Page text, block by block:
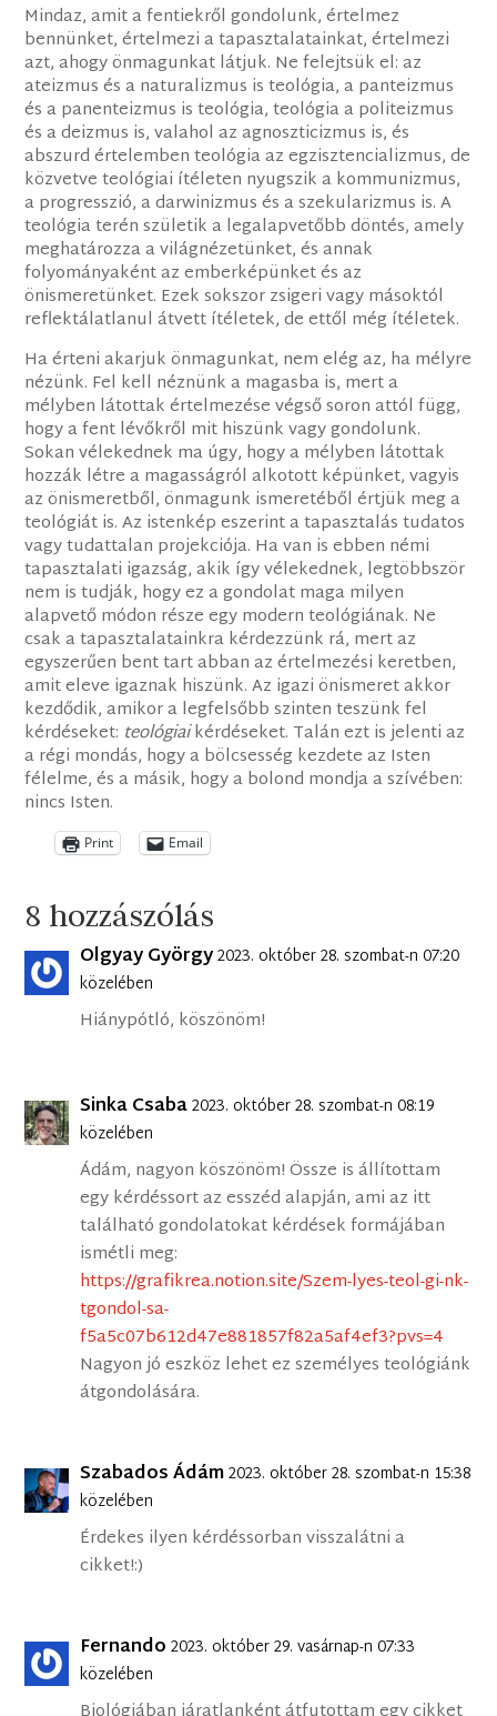
Mindaz, amit a fentiekről gondolunk, értelmez
bennünket, értelmezi a tapasztalatainkat, értelmezi
azt, ahogy önmagunkat látjuk. Ne felejtsük el: az
ateizmus és a naturalizmus is teológia, a panteizmus
és a panenteizmus is teológia, teológia a politeizmus
és a deizmus is, valahol az agnoszticizmus is, és
abszurd értelemben teológia az egzisztencializmus, de
közvetve teológiai ítéleten nyugszik a kommunizmus,
a progresszió, a darwinizmus és a szekularizmus is. A
teológia terén születik a legalapvetőbb döntés, amely
meghatározza a világnézetünket, és annak
folyományaként az emberképünket és az
önismeretünket. Ezek sokszor zsigeri vagy másoktól
reflektálatlanul átvett ítéletek, de ettől még ítéletek.
Ha érteni akarjuk önmagunkat, nem elég az, ha mélyre
nézünk. Fel kell néznünk a magasba is, mert a
mélyben látottak értelmezése végső soron attól függ,
hogy a fent lévőkről mit hiszünk vagy gondolunk.
Sokan vélekednek ma úgy, hogy a mélyben látottak
hozzák létre a magasságról alkotott képünket, vagyis
az önismeretből, önmagunk ismeretéből értjük meg a
teológiát is. Az istenkép eszerint a tapasztalás tudatos
vagy tudattalan projekciója. Ha van is ebben némi
tapasztalati igazság, akik így vélekednek, legtöbbször
nem is tudják, hogy ez a gondolat maga milyen
alapvető módon része egy modern teológiának. Ne
csak a tapasztalatainkra kérdezzünk rá, mert az
egyszerűen bent tart abban az értelmezési keretben,
amit eleve igaznak hiszünk. Az igazi önismeret akkor
kezdődik, amikor a legfelsőbb szinten teszünk fel
kérdéseket: teológiaikérdéseket. Talán ezt is jelenti az
a régi mondás, hogy a bölcsesség kezdete az Isten
félelme, és a másik, hogy a bolond mondja a szívében:
nincs Isten.
Print Email
8 hozzászólás
Olgyay György2023. október 28. szombat-n 07:20
közelében
Hiánypótló, köszönöm!
Sinka Csaba2023. október 28. szombat-n 08:19
közelében
Ádám, nagyon köszönöm! Össze is állítottam
egy kérdéssort az esszéd alapján, ami az itt
található gondolatokat kérdések formájában
ismétli meg:
https://grafikrea.notion.site/Szem-lyes-teol-gi-nk-
tgondol-sa-
f5a5c07b612d47e881857f82a5af4ef3?pvs=4
Nagyon jó eszköz lehet ez személyes teológiánk
átgondolására.
Szabados Ádám2023. október 28. szombat-n 15:38
közelében
Érdekes ilyen kérdéssorban visszalátni a
cikket!:)
Fernando 2023. október 29. vasárnap-n 07:33
közelében